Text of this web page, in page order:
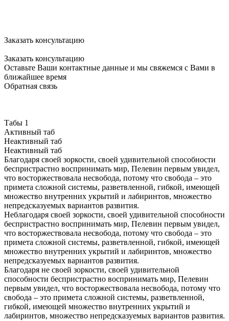
Заказать консультацию
Заказать консультацию
Оставьте Ваши контактные данные и мы свяжемся с Вами в
ближайшее время
Обратная связь
Табы 1
Активный таб
Неактивный таб
Неактивный таб
Благодаря своей зоркости, своей удивительной способности
беспристрастно воспринимать мир, Пелевин первым увидел,
что восторжествовала несвобода, потому что свобода – это
примета сложной системы, разветвленной, гибкой, имеющей
множество внутренних укрытий и лабиринтов, множество
непредсказуемых вариантов развития.
Неблагодаря своей зоркости, своей удивительной способности
беспристрастно воспринимать мир, Пелевин первым увидел,
что восторжествовала несвобода, потому что свобода – это
примета сложной системы, разветвленной, гибкой, имеющей
множество внутренних укрытий и лабиринтов, множество
непредсказуемых вариантов развития.
Благодаря не своей зоркости, своей удивительной
способности беспристрастно воспринимать мир, Пелевин
первым увидел, что восторжествовала несвобода, потому что
свобода – это примета сложной системы, разветвленной,
гибкой, имеющей множество внутренних укрытий и
лабиринтов, множество непредсказуемых вариантов развития.